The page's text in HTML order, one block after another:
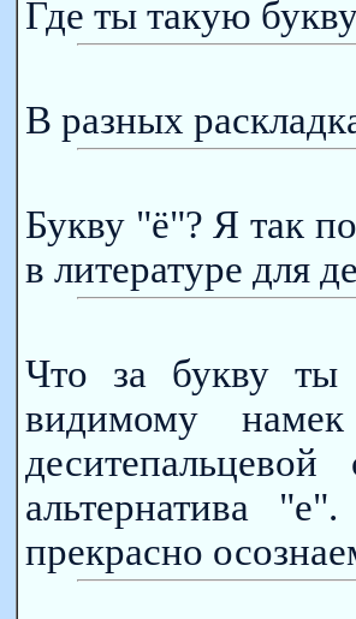
Где ты такую
В разных
Букву "ё"? Я так
в литературе для
Что за букву
видимому
альтернатива
прекрасно